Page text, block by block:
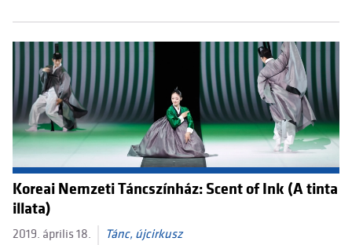
Koreai Nemzeti Táncszínház: Scent of Ink (A tinta
illata)
2019. április 18.
Tánc, újcirkusz